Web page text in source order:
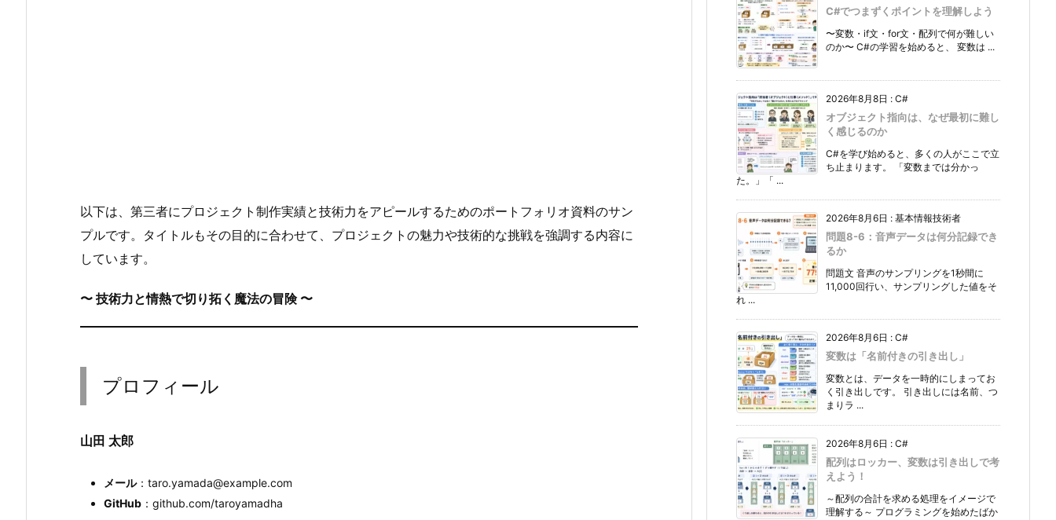
以下は、第三者にプロジェクト制作実績と技術力をアピールするためのポートフォリオ資料のサン
プルです。タイトルもその目的に合わせて、プロジェクトの魅力や技術的な挑戦を強調する内容に
しています。
〜 技術力と情熱で切り拓く魔法の冒険 〜
プロフィール
山田 太郎
メール：taro.yamada@example.com
GitHub ：github.com/taroyamadha
C#でつまずくポイントを理解しよう
〜変数・if文・for文・配列で何が難しい
のか〜 C#の学習を始めると、 変数は ...
2026年8月8日 : C#
オブジェクト指向は、なぜ最初に難し
く感じるのか
C#を学び始めると、多くの人がここで立
ち止まります。 「変数までは分かっ
た。」「 ...
2026年8月6日 : 基本情報技術者
問題8-6：音声データは何分記録でき
るか
問題文 音声のサンプリングを1秒間に
11,000回行い、サンプリングした値をそ
れ ...
2026年8月6日 : C#
変数は「名前付きの引き出し」
変数とは、データを一時的にしまってお
く引き出しです。 引き出しには名前、つ
まりラ ...
2026年8月6日 : C#
配列はロッカー、変数は引き出しで考
えよう！
～配列の合計を求める処理をイメージで
理解する～ プログラミングを始めたばか